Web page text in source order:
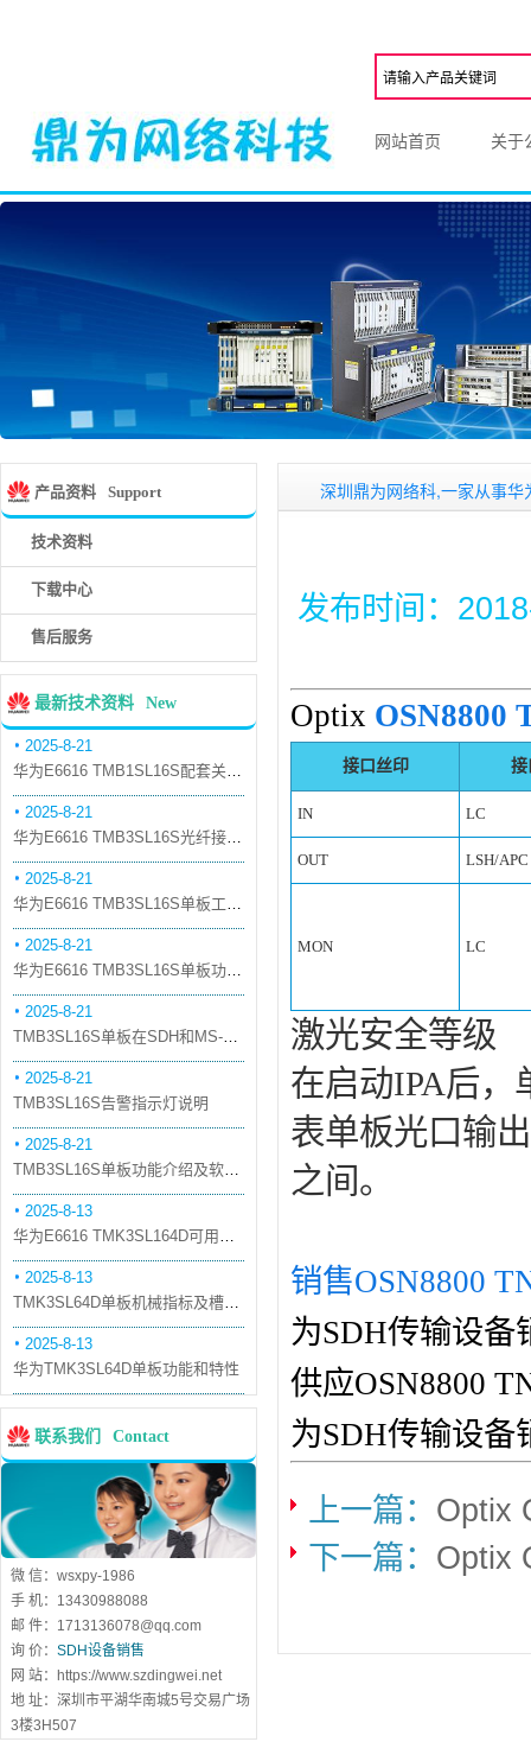
网站首页 关于
产品资料 Support
技术资料
下载中心
售后服务
最新技术资料 New
2025-8-21
华为E6616 TMB1SL16S配套关系和替代关系
2025-8-21
华为E6616 TMB3SL16S光纤接口板槽位占用介绍
2025-8-21
华为E6616 TMB3SL16S单板工作原理和信号流
2025-8-21
华为E6616 TMB3SL16S单板功能和机械指标
2025-8-21
TMB3SL16S单板在SDH和MS-OTN模式下的应用
2025-8-21
TMB3SL16S告警指示灯说明
2025-8-21
TMB3SL16S单板功能介绍及软件配套
2025-8-13
华为E6616 TMK3SL164D可用万兆光模块
2025-8-13
TMK3SL64D单板机械指标及槽位介绍
2025-8-13
华为TMK3SL64D单板功能和特性
联系我们 Contact
微 信：wsxpy-1986
手 机：13430988088
邮 件：1713136078@qq.com
询 价： SDH设备销售
网 站：https://www.szdingwei.net
地 址：深圳市平湖华南城5号交易广场
3楼3H507
深圳鼎为网络科,一家从事华为Optix
发布时间：
Optix OSN8800
接口丝印 接
IN LC
OUT LSH/APC
MON LC
激光安全等级
在启动IPA后，
表单板光口输
之间。
销售OSN8800
为SDH传输设备
供应OSN8800
为SDH传输设备
上一篇： Optix
下一篇： Optix